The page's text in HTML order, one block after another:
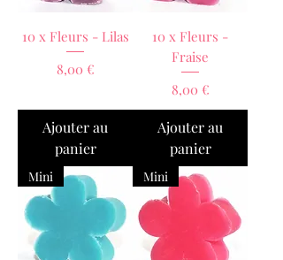
10 x Fleurs - Lilas
Prix
8,00 €
Ajouter au
panier
10 x Fleurs -
Fraise
Prix
8,00 €
Ajouter au
panier
Mini Mini